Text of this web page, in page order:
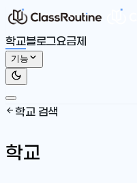
학교블로그요금제
기능
학교 검색
학교